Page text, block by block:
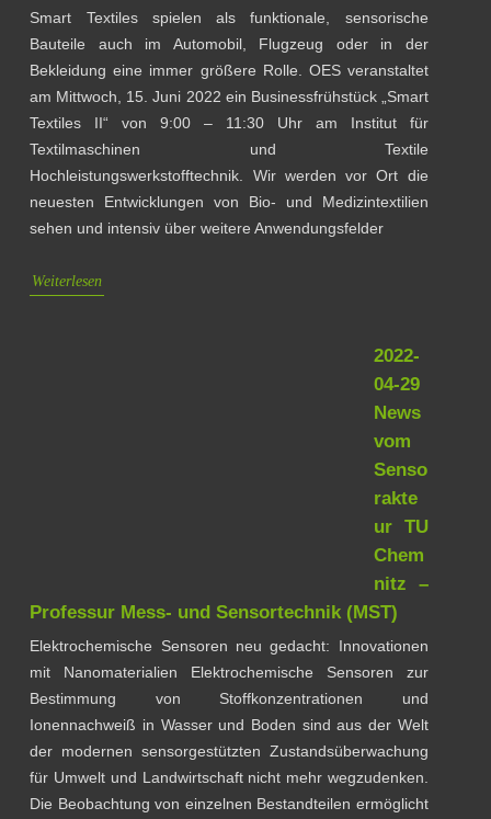
Smart Textiles spielen als funktionale, sensorische
Bauteile auch im Automobil, Flugzeug oder in der
Bekleidung eine immer größere Rolle. OES veranstaltet
am Mittwoch, 15. Juni 2022 ein Businessfrühstück „Smart
Textiles II“ von 9:00 – 11:30 Uhr am Institut für
Textilmaschinen und Textile
Hochleistungswerkstofftechnik. Wir werden vor Ort die
neuesten Entwicklungen von Bio- und Medizintextilien
sehen und intensiv über weitere Anwendungsfelder
Weiterlesen
2022-
04-29
News
vom
Senso
rakte
ur TU
Chem
nitz –
Professur Mess- und Sensortechnik (MST)
Elektrochemische Sensoren neu gedacht: Innovationen
mit Nanomaterialien Elektrochemische Sensoren zur
Bestimmung von Stoffkonzentrationen und
Ionennachweiß in Wasser und Boden sind aus der Welt
der modernen sensorgestützten Zustandsüberwachung
für Umwelt und Landwirtschaft nicht mehr wegzudenken.
Die Beobachtung von einzelnen Bestandteilen ermöglicht